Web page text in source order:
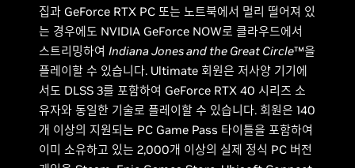
집과 GeForce RTX PC 또는 노트북에서 멀리 떨어져 있
는 경우에도 NVIDIA GeForce NOW로 클라우드에서
스트리밍하여 Indiana Jones and the Great Circle™을
플레이할 수 있습니다. Ultimate 회원은 저사양 기기에
서도 DLSS 3를 포함하여 GeForce RTX 40 시리즈 소
유자와 동일한 기술로 플레이할 수 있습니다. 회원은 140
개 이상의 지원되는 PC Game Pass 타이틀을 포함하여
이미 소유하고 있는 2,000개 이상의 실제 정식 PC 버전